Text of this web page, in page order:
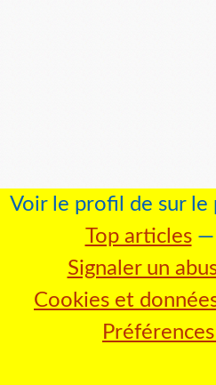
Voir le profil de sur le
Top articles
Signaler un
Cookies et